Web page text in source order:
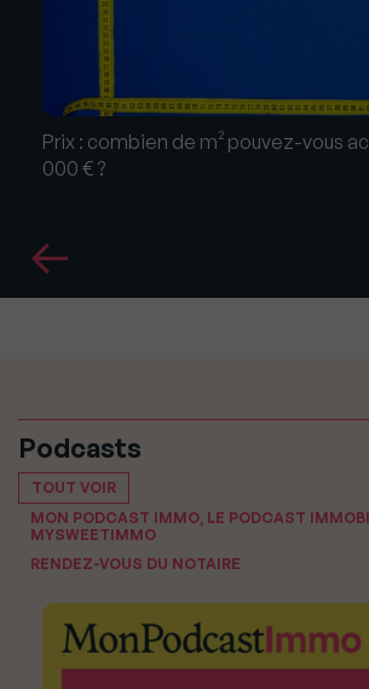
Prix : combien de m² pouvez-vous
000 € ?
Podcasts
TOUT VOIR
MON PODCAST IMMO, LE PODCAST
MYSWEETIMMO
RENDEZ-VOUS DU NOTAIRE